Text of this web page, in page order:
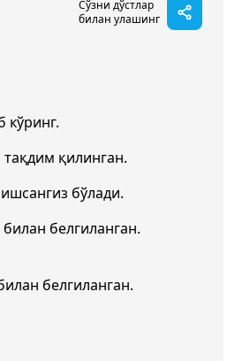
Сўзни дўстлар
билан улашинг
кўринг.
қилинган.
бўлади.
белгиланган.
белгиланган.